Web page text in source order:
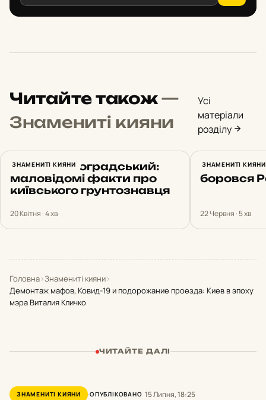
Читайте також—
Знамениті кияни
Усі
матеріали
розділу
ЗНАМЕНИТІ КИЯНИ
Сергій Виноградський:
маловідомі факти про
київського грунтознавця
20 Квітня · 4 хв
ЗНАМЕНИТІ КИЯНИ
Протасів
боровся
22 Червня · 5 хв
Головна›Знамениті кияни›
Демонтаж мафов, Ковид-19 и подорожание проезда: Киев в эпоху
мэра Виталия Кличко
ЧИТАЙТЕ ДАЛІ
ЗНАМЕНИТІ КИЯНИ ОПУБЛІКОВАНО 15 Липня, 18:25